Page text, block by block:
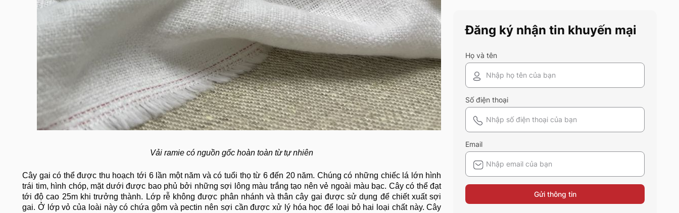
Vải ramie có nguồn gốc hoàn toàn từ tự nhiên
Cây gai có thể được thu hoạch tới 6 lần một năm và có tuổi thọ từ 6 đến 20 năm. Chúng có những chiếc lá lớn hình
trái tim, hình chóp, mặt dưới được bao phủ bởi những sợi lông màu trắng tạo nên vẻ ngoài màu bạc. Cây có thể đạt
tới độ cao 25m khi trưởng thành. Lớp rễ không được phân nhánh và thân cây gai được sử dụng để chiết xuất sợi
gai. Ở lớp vỏ của loài này có chứa gôm và pectin nên sợi cần được xử lý hóa học để loại bỏ hai loại chất này. Cây
Đăng ký nhận tin khuyến mại
Họ và tên
Số điện thoại
Email
Gửi thông tin